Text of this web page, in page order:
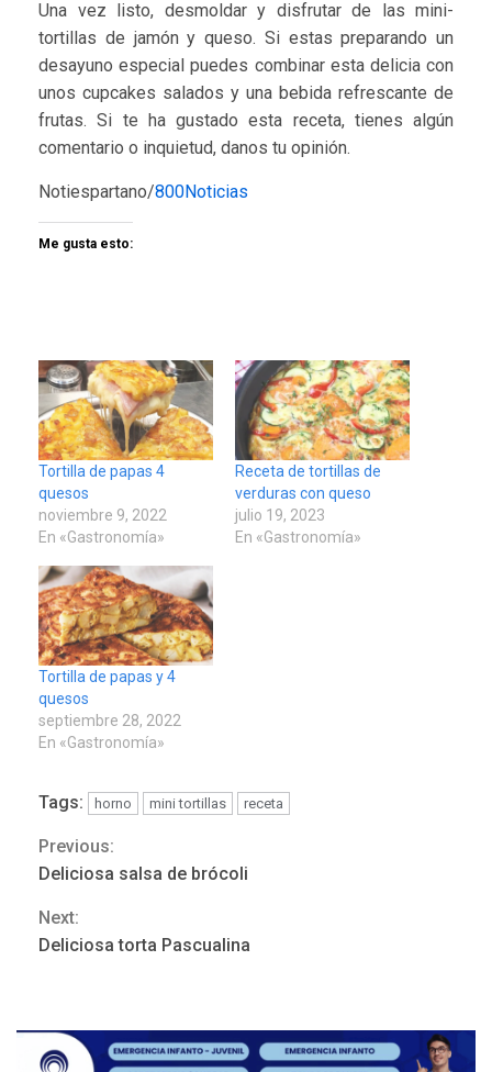
Una vez listo, desmoldar y disfrutar de las mini-
tortillas de jamón y queso. Si estas preparando un
desayuno especial puedes combinar esta delicia con
unos cupcakes salados y una bebida refrescante de
frutas. Si te ha gustado esta receta, tienes algún
comentario o inquietud, danos tu opinión.
Notiespartano/800Noticias
Me gusta esto:
Tortilla de papas 4
quesos
noviembre 9, 2022
En «Gastronomía»
Receta de tortillas de
verduras con queso
julio 19, 2023
En «Gastronomía»
Tortilla de papas y 4
quesos
septiembre 28, 2022
En «Gastronomía»
Tags: horno mini tortillas receta
Continue
Reading
Previous:
Deliciosa salsa de brócoli
Next:
Deliciosa torta PascualinaMariño fortalece capacidad
gestión